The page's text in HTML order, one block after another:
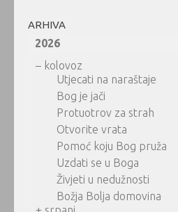
ARHIVA
2026
– kolovoz
Utjecati na naraštaje
Bog je jači
Protuotrov za strah
Otvorite vrata
Pomoć koju Bog pruža
Uzdati se u Boga
Živjeti u nedužnosti
Božja Bolja domovina